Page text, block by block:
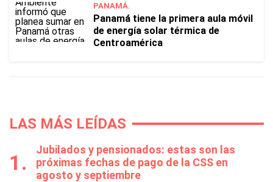
PANAMÁ.
Panamá tiene la primera aula móvil
de energía solar térmica de
Centroamérica
LAS MÁS LEÍDAS
Jubilados y pensionados: estas son las
próximas fechas de pago de la CSS en
agosto y septiembre